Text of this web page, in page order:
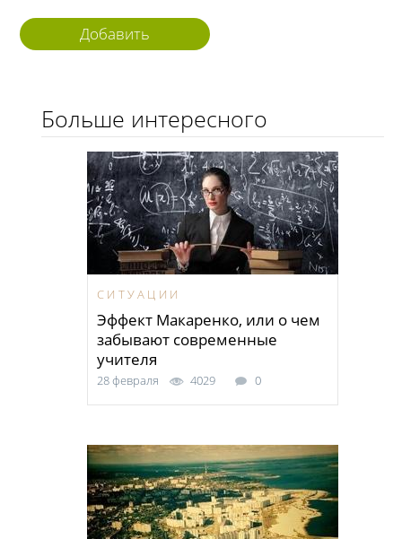
Добавить
Больше интересного
СИТУАЦИИ
Эффект Макаренко, или о чем
забывают современные
учителя
28 февраля 4029 0